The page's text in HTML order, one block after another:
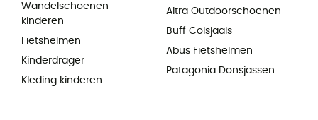
Wandelschoenen
kinderen
Fietshelmen
Kinderdrager
Kleding kinderen
Altra Outdoorschoenen
Buff Colsjaals
Abus Fietshelmen
Patagonia Donsjassen